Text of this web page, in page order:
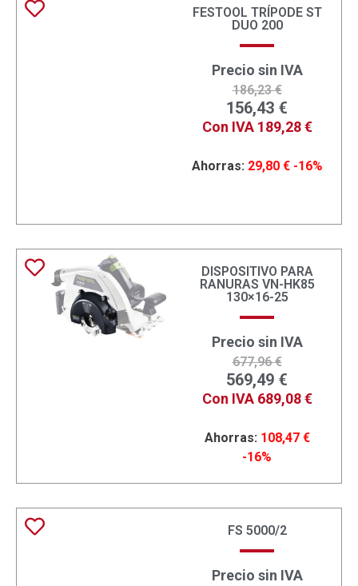
FESTOOL TRÍPODE ST
DUO 200
Precio sin IVA
186,23€
156,43 €
Con IVA 189,28€
Ahorras: 29,80 € -16%
DISPOSITIVO PARA
RANURAS VN-HK85
130×16-25
Precio sin IVA
677,96€
569,49 €
Con IVA 689,08€
Ahorras: 108,47 €
-16%
FS 5000/2
Precio sin IVA